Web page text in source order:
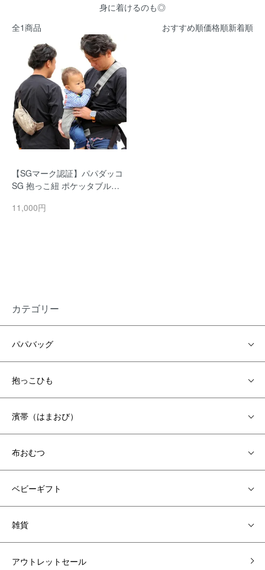
身に着けるのも◎
全1商品
おすすめ順価格順新着順
【SGマーク認証】パパダッコ
SG 抱っこ紐 ポケッタブル収
簡単装着 チェック柄 プレゼン
11,000円
カテゴリー
パパバッグ
抱っこひも
濱帯（はまおび）
布おむつ
ベビーギフト
雑貨
アウトレットセール